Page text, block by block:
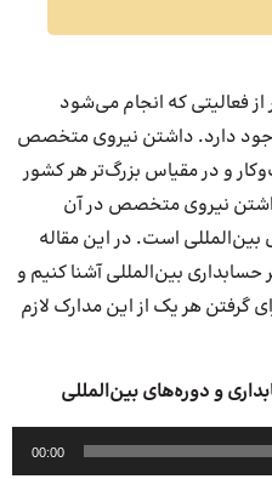
فعالیتی که انجام می‌شود
دارد. داشتن نیروی متخصص
و در مقیاس بزرگ‌تر هر کشور
نیروی متخصص در آن
است. در این مقاله
بین‌المللی آشنا کنیم و
گرفتن هر یک از این مدارک لازم
00:00